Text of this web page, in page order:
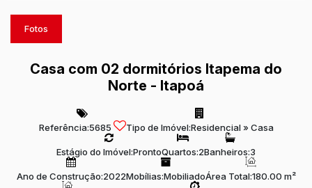
Fotos
Casa com 02 dormitórios Itapema do
Norte - Itapoá
Referência:5685 Tipo de Imóvel:Residencial» Casa
Estágio do Imóvel:ProntoQuartos:2Banheiros:3
Ano de Construção:2022Mobílias:MobiliadoÁrea Total:180.00 m²